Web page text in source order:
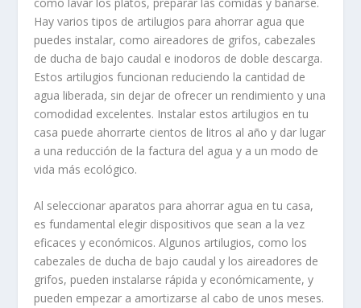
Hay varios tipos de artilugios para ahorrar agua que
puedes instalar, como aireadores de grifos, cabezales
de ducha de bajo caudal e inodoros de doble descarga.
Estos artilugios funcionan reduciendo la cantidad de
agua liberada, sin dejar de ofrecer un rendimiento y una
comodidad excelentes. Instalar estos artilugios en tu
casa puede ahorrarte cientos de litros al año y dar lugar
a una reducción de la factura del agua y a un modo de
vida más ecológico.
Al seleccionar aparatos para ahorrar agua en tu casa,
es fundamental elegir dispositivos que sean a la vez
eficaces y económicos. Algunos artilugios, como los
cabezales de ducha de bajo caudal y los aireadores de
grifos, pueden instalarse rápida y económicamente, y
pueden empezar a amortizarse al cabo de unos meses.